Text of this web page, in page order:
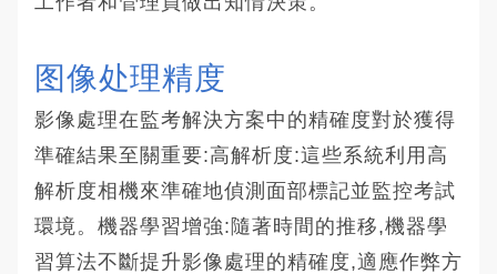
图像处理精度
影像處理在監考解決方案中的精確度對於獲得
準確結果至關重要:高解析度:這些系統利用高
解析度相機來準確地偵測面部標記並監控考試
環境。機器學習增強:隨著時間的推移,機器學
習算法不斷提升影像處理的精確度,適應作弊方